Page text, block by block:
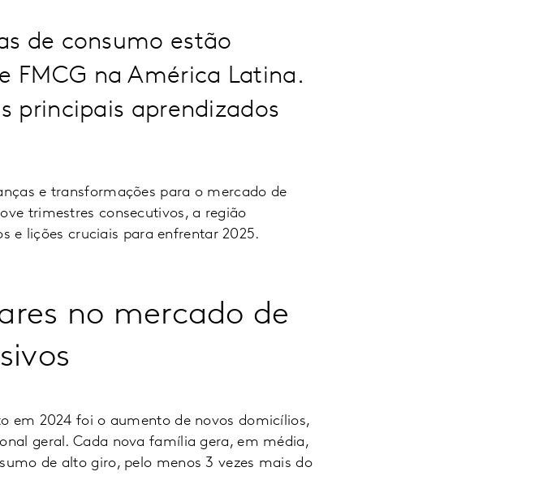
de consumo estão
FMCG na América Latina.
principais aprendizados
e transformações para o mercado de
trimestres consecutivos, a região
e lições cruciais para enfrentar 2025.
no mercado de
em 2024 foi o aumento de novos domicílios,
geral. Cada nova família gera, em média,
de alto giro, pelo menos 3 vezes mais do